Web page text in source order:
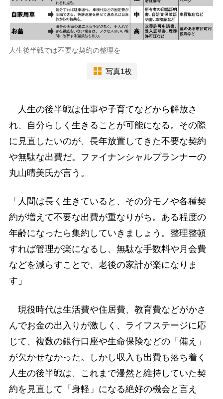
人生後半戦では不要な契約の整理を
写真1枚
人生の後半戦は仕事や子育てなどから解放さ
れ、自分らしく生きることが可能になる。その際
に見直したいのが、長年放置してきた不要な契約
や無駄な出費だ。ファイナンシャルプランナーの
丸山晴美氏が言う。
「人間は長く生きていると、その分モノや各種契
約が増えて不要な出費が重なりがち。ある程度の
年齢になったら集約していきましょう。整理整頓
すれば管理が楽になるし、無駄な手数料や月会費
などを減らすことで、老後の家計が楽になりま
す」
現役時代は生活費や住居費、教育費などがかさ
んでお金の出入りが激しく、ライフステージに応
じて、複数の銀行口座や生命保険などの「備え」
が欠かせなかった。しかし収入も出費も落ち着く
人生の後半戦は、これまで漫然と維持していた契
約を見直して「身軽」になる絶好の機会と言え